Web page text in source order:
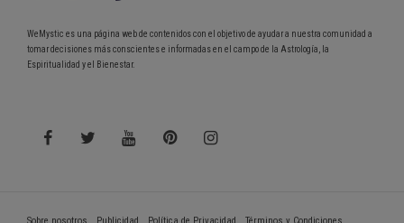
WeMystic es una página web de contenidos con el objetivo de ayudar a nuestra comunidad a
tomar decisiones más conscientes e informadas en el campo de la Astrología, la
Espiritualidad y el Bienestar.